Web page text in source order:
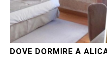
DOVE DORMIRE A